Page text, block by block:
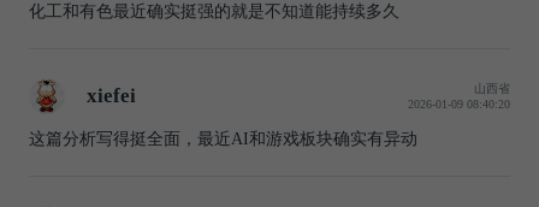
化工和有色最近确实挺强的就是不知道能持续多久
xiefei
山西省
2026-01-09 08:40:20
这篇分析写得挺全面，最近AI和游戏板块确实有异动